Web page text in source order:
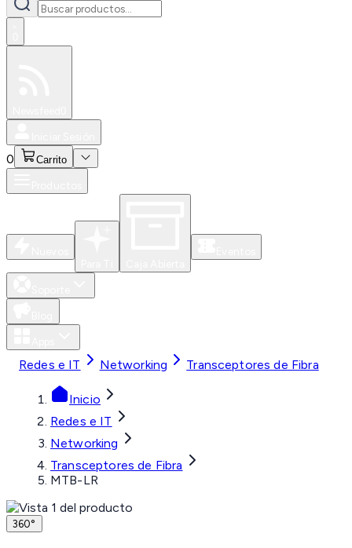
0 Carrito
Redes e IT Networking Transceptores de Fibra
Inicio
Redes e IT
Networking
Transceptores de Fibra
MTB-LR
360°